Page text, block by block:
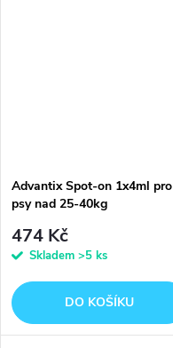
Advantix Spot-on 1x4ml pro
psy nad 25-40kg
474 Kč
Skladem >5 ks
DO KOŠÍKU